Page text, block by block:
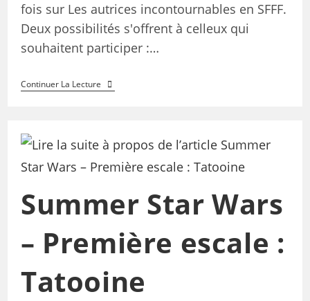
fois sur Les autrices incontournables en SFFF.
Deux possibilités s'offrent à celleux qui
souhaitent participer :…
Continuer La Lecture
Summer Star Wars
– Première escale :
Tatooine